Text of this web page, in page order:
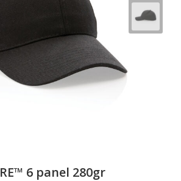
6 panel 280gr